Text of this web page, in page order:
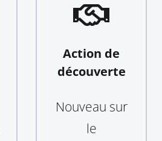
Action de
découverte
Nouveau sur
le